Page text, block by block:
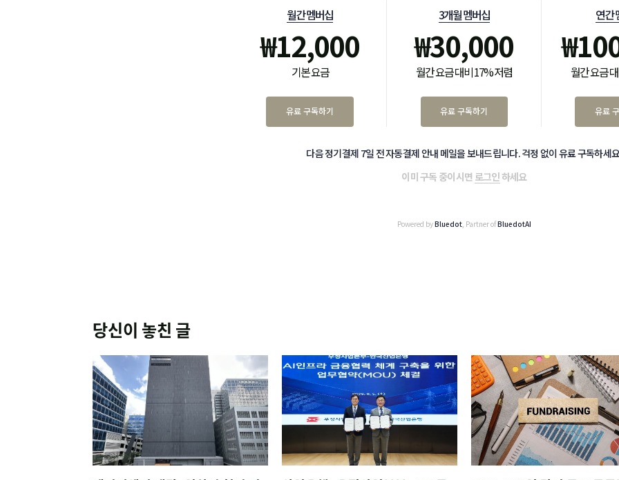
월간 멤버십
₩12,000
기본 요금
유료 구독하기
3개월 멤버십
₩30,000
월간 요금 대비 17% 저렴
유료 구독하기
연간
₩
월간 요금
유료
다음 정기결제 7일 전 자동결제 안내 메일을 보내드립니다. 걱정 없이 유료 구독하세
이미 구독 중이시면 로그인하세요
Powered byBluedot, Partner ofBluedotAI
당신이 놓친 글